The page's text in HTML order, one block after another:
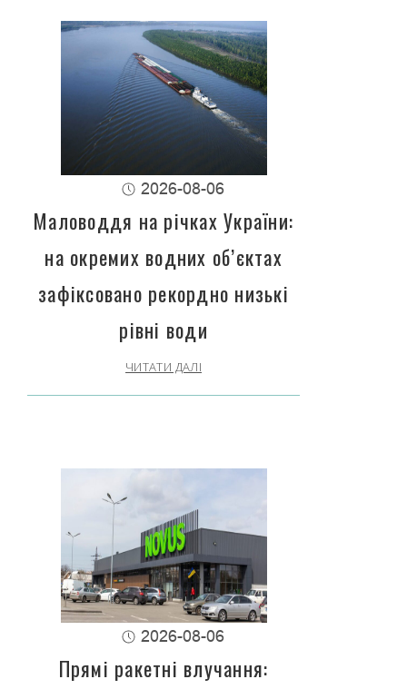
2026-08-06
Маловоддя на річках України:
на окремих водних об’єктах
зафіксовано рекордно низькі
рівні води
ЧИТАТИ ДАЛІ
2026-08-06
Прямі ракетні влучання: